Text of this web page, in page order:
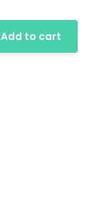
Add to cart